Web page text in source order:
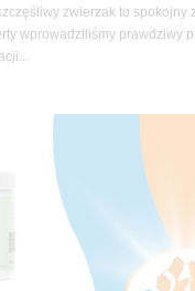
zwierzak to spokojny
wprowadziliśmy prawdziwy